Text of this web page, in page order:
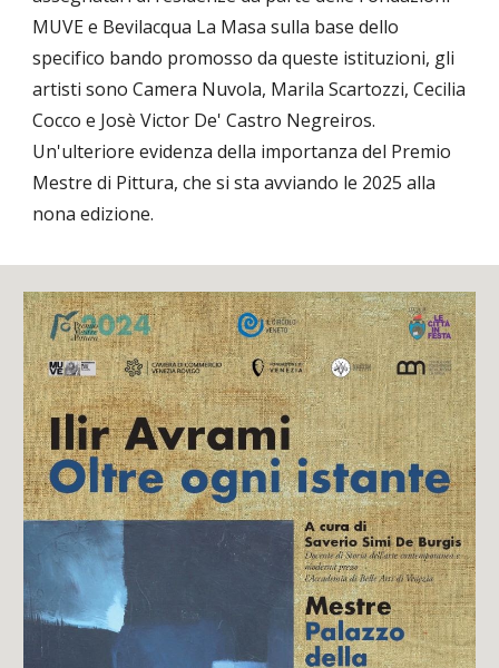
MUVE e Bevilacqua La Masa sulla base dello
specifico bando promosso da queste istituzioni, gli
artisti sono Camera Nuvola, Marila Scartozzi, Cecilia
Cocco e Josè Victor De' Castro Negreiros.
Un'ulteriore evidenza della importanza del Premio
Mestre di Pittura, che si sta avviando le 2025 alla
nona edizione.